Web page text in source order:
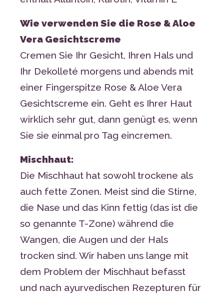
Wie verwenden Sie die Rose & Aloe
Vera Gesichtscreme
Cremen Sie Ihr Gesicht, Ihren Hals und
Ihr Dekolleté morgens und abends mit
einer Fingerspitze Rose & Aloe Vera
Gesichtscreme ein. Geht es Ihrer Haut
wirklich sehr gut, dann genügt es, wenn
Sie sie einmal pro Tag eincremen.
Mischhaut:
Die Mischhaut hat sowohl trockene als
auch fette Zonen. Meist sind die Stirne,
die Nase und das Kinn fettig (das ist die
so genannte T-Zone) während die
Wangen, die Augen und der Hals
trocken sind. Wir haben uns lange mit
dem Problem der Mischhaut befasst
und nach ayurvedischen Rezepturen für